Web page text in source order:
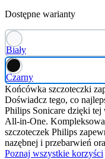
Dostępne warianty
Biały
Czarny
Końcówka szczoteczki
Doświadcz tego, co
Philips Sonicare dzięki
All-in-One. Kompleksowa
szczoteczek Philips
nazębnej i przebarwień
Poznaj wszystkie korzyści